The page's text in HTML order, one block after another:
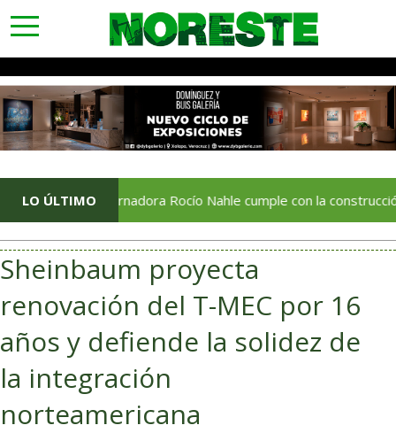
toggle
navigation
LO ÚLTIMO
Gobernadora Rocío Nahle cumple con la construcción del
Sheinbaum proyecta
renovación del T-MEC por 16
años y defiende la solidez de
la integración
norteamericana